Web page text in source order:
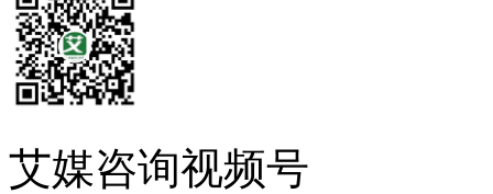
艾媒咨询视频号